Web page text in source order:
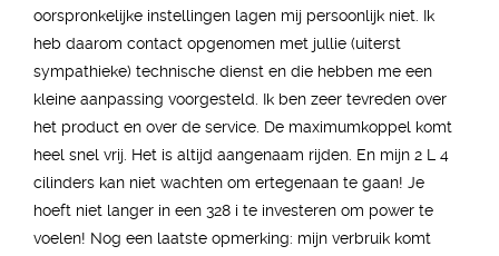
oorspronkelijke instellingen lagen mij persoonlijk niet. Ik
heb daarom contact opgenomen met jullie (uiterst
sympathieke) technische dienst en die hebben me een
kleine aanpassing voorgesteld. Ik ben zeer tevreden over
het product en over de service. De maximumkoppel komt
heel snel vrij. Het is altijd aangenaam rijden. En mijn 2 L 4
cilinders kan niet wachten om ertegenaan te gaan! Je
hoeft niet langer in een 328 i te investeren om power te
voelen! Nog een laatste opmerking: mijn verbruik komt